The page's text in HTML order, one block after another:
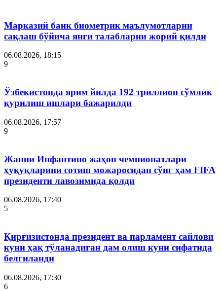
Марказий банк биометрик маълумотларни
сақлаш бўйича янги талабларни жорий қилди
06.08.2026, 18:15
9
Ўзбекистонда ярим йилда 192 триллион сўмлик
қурилиш ишлари бажарилди
06.08.2026, 17:57
9
Жанни Инфантино жаҳон чемпионатлари
ҳуқуқларини сотиш можаросидан сўнг ҳам FIFA
президенти лавозимида қолди
06.08.2026, 17:40
5
Қирғизистонда президент ва парламент сайлови
куни ҳақ тўланадиган дам олиш куни сифатида
белгиланди
06.08.2026, 17:30
6